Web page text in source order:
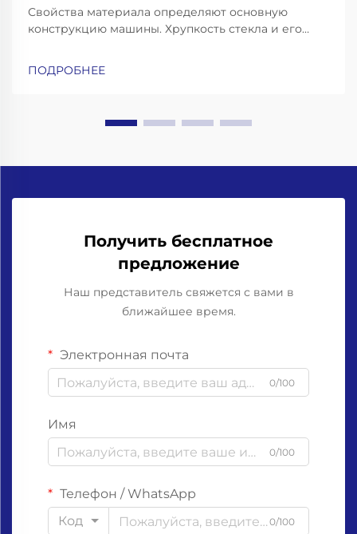
Свойства материала определяют основную
конструкцию машины. Хрупкость стекла и его
амортизацией ударных нагрузок и высокоточные
ПОДРОБНЕЕ
Получить бесплатное
предложение
Наш представитель свяжется с вами в
ближайшее время.
Электронная почта
0/100
Имя
0/100
Телефон / WhatsApp
Код
0/100